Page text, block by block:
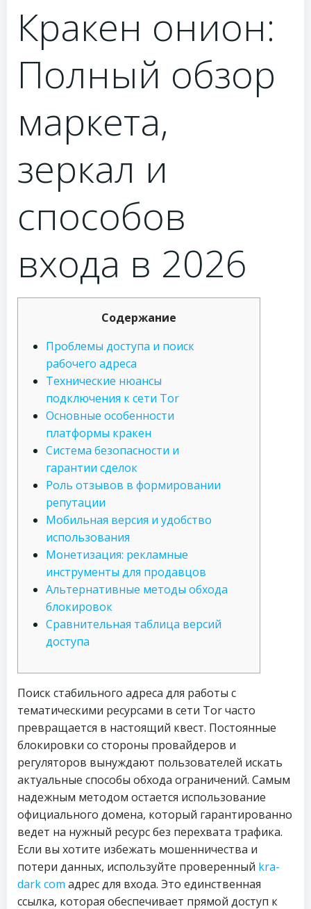
Кракен онион:
Полный обзор
маркета,
зеркал и
способов
входа в 2026
Содержание
Проблемы доступа и поиск
рабочего адреса
Технические нюансы
подключения к сети Tor
Основные особенности
платформы кракен
Система безопасности и
гарантии сделок
Роль отзывов в формировании
репутации
Мобильная версия и удобство
использования
Монетизация: рекламные
инструменты для продавцов
Альтернативные методы обхода
блокировок
Сравнительная таблица версий
доступа
Поиск стабильного адреса для работы с
тематическими ресурсами в сети Tor часто
превращается в настоящий квест. Постоянные
блокировки со стороны провайдеров и
регуляторов вынуждают пользователей искать
актуальные способы обхода ограничений. Самым
надежным методом остается использование
официального домена, который гарантированно
ведет на нужный ресурс без перехвата трафика.
Если вы хотите избежать мошенничества и
потери данных, используйте проверенный kra-
dark com адрес для входа. Это единственная
ссылка, которая обеспечивает прямой доступ к